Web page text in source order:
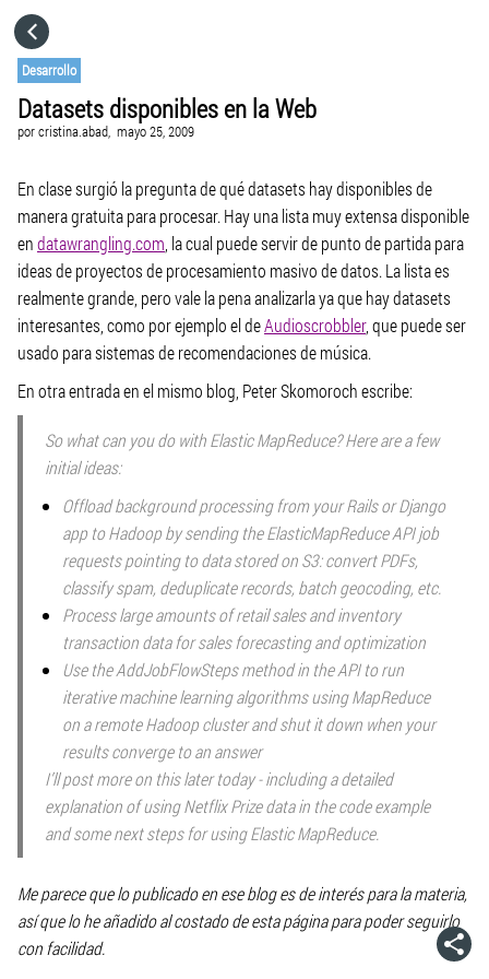
Desarrollo
Datasets disponibles en la Web
porcristina.abad, mayo 25, 2009
En clase surgió la pregunta de qué datasets hay disponibles de
manera gratuita para procesar. Hay una lista muy extensa disponible
endatawrangling.com , la cual puede servir de punto de partida para
ideas de proyectos de procesamiento masivo de datos. La lista es
realmente grande, pero vale la pena analizarla ya que hay datasets
interesantes, como por ejemplo el deAudioscrobbler, que puede ser
usado para sistemas de recomendaciones de música.
En otra entrada en el mismo blog, Peter Skomoroch escribe:
So what can you do with Elastic MapReduce? Here are a few
initial ideas:
Offload background processing from your Rails or Django
app to Hadoop by sending the ElasticMapReduce API job
requests pointing to data stored on S3: convert PDFs,
classify spam, deduplicate records, batch geocoding, etc.
Process large amounts of retail sales and inventory
transaction data for sales forecasting and optimization
Use the AddJobFlowSteps method in the API to run
iterative machine learning algorithms using MapReduce
on a remote Hadoop cluster and shut it down when your
results converge to an answer
I’ll post more on this later today - including a detailed
explanation of using Netflix Prize data in the code example
and some next steps for using Elastic MapReduce.
Me parece que lo publicado en ese blog es de interés para la materia,
así que lo he añadido al costado de esta página para poder seguirlo
con facilidad.
CATEGORÍAS
IR A
VISITA EL SITIO WEB